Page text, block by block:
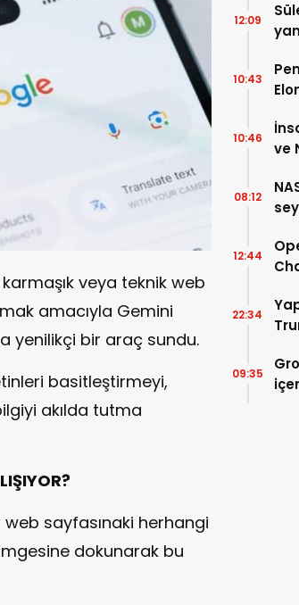
veya teknik web
amacıyla Gemini
yenilikçi bir araç sundu.
basitleştirmeyi,
akılda tutma
web sayfasınaki herhangi
dokunarak bu
12:09
10:43
ve
10:46
08:12
12:44
22:34
09:35